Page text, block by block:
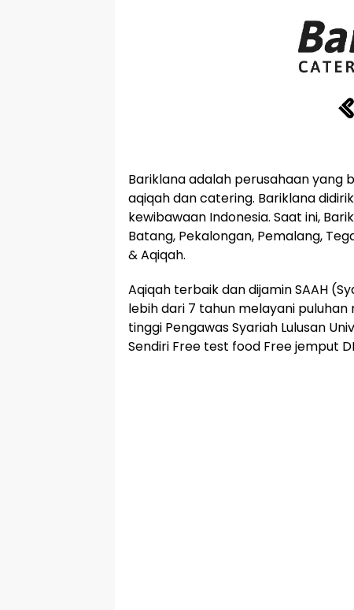
Bariklana adalah perusahaan yang
aqiqah dan catering. Bariklana
kewibawaan Indonesia. Saat ini,
Batang, Pekalongan, Pemalang,
& Aqiqah.
Aqiqah terbaik dan dijamin SAAH
lebih dari 7 tahun melayani
tinggi Pengawas Syariah Lulusan
Sendiri Free test food Free jemput